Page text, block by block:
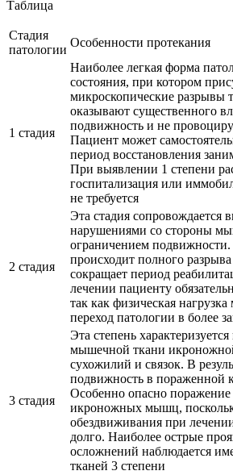
Таблица
Стадия
патологии
Особенности протекания
1 стадия
Наиболее легкая форма
состояния, при котором
микроскопические разрывы
оказывают существенного
подвижность и не
Пациент может
период восстановления
При выявлении 1 степени
госпитализация или
не требуется
2 стадия
Эта стадия сопровождается
нарушениями со стороны
ограничением
происходит полного
сокращает период
лечении пациенту
так как физическая
переход патологии в более
3 стадия
Эта степень
мышечной ткани
сухожилий и связок. В
подвижность в пораженной
Особенно опасно поражение
икроножных мышц,
обездвиживания при
долго. Наиболее острые
осложнений наблюдается
тканей 3 степени